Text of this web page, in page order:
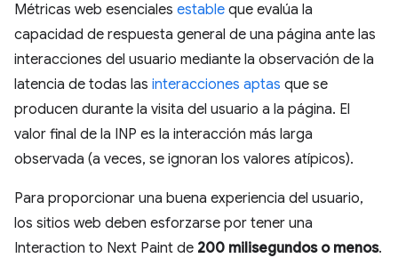
Métricas web esenciales estable que evalúa la
capacidad de respuesta general de una página ante las
interacciones del usuario mediante la observación de la
latencia de todas las interacciones aptas que se
producen durante la visita del usuario a la página. El
valor final de la INP es la interacción más larga
observada (a veces, se ignoran los valores atípicos).
Para proporcionar una buena experiencia del usuario,
los sitios web deben esforzarse por tener una
Interaction to Next Paint de 200 milisegundos o menos.